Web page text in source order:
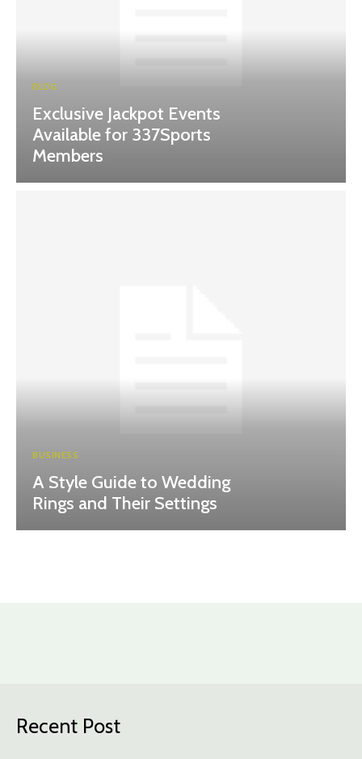
BLOG
Exclusive Jackpot Events
Available for 337Sports
Members
BUSINESS
A Style Guide to Wedding
Rings and Their Settings
Recent Post